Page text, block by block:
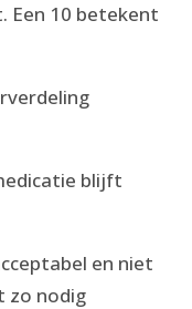
Een 10 betekent
blijft
en niet
zo nodig